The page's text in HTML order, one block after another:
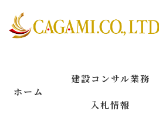
ホーム
建設コンサル業務
入札情報